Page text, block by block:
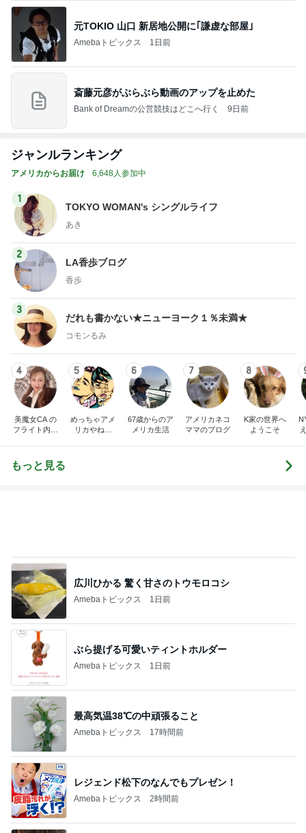
元TOKIO 山口 新居地公開に｢謙虚な部屋｣
Amebaトピックス 1日前
斎藤元彦がぶらぶら動画のアップを止めた
Bank of Dreamの公営競技はどこへ行く 9日前
ジャンルランキング
アメリカからお届け 6,648人参加中
1
TOKYO WOMAN's シングルライフ
あき
2
LA香歩ブログ
香歩
3
だれも書かない★ニューヨーク１％未満★
コモンるみ
4
美魔女CA の
フライト内緒
5
めっちゃアメ
リカやねん
6
67歳からのア
メリカ生活
7
アメリカネコ
ママのブログ
8
K家の世界へ
ようこそ
もっと見る
ぶら提げる可愛いティントホルダー
Amebaトピックス 1日前
最高気温38℃の中頑張ること
Amebaトピックス 17時間前
レジェンド松下のなんでもプレゼン！
Amebaトピックス 2時間前
母もサポートを頑張る大事な撮影
Amebaトピックス 1日前